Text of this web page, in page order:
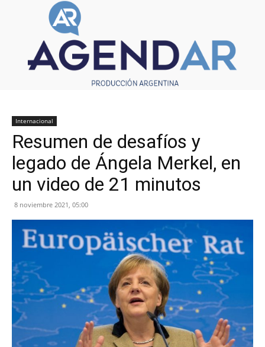
Internacional
Resumen de desafíos y
legado de Ángela Merkel, en
un video de 21 minutos
8 noviembre 2021, 05:00